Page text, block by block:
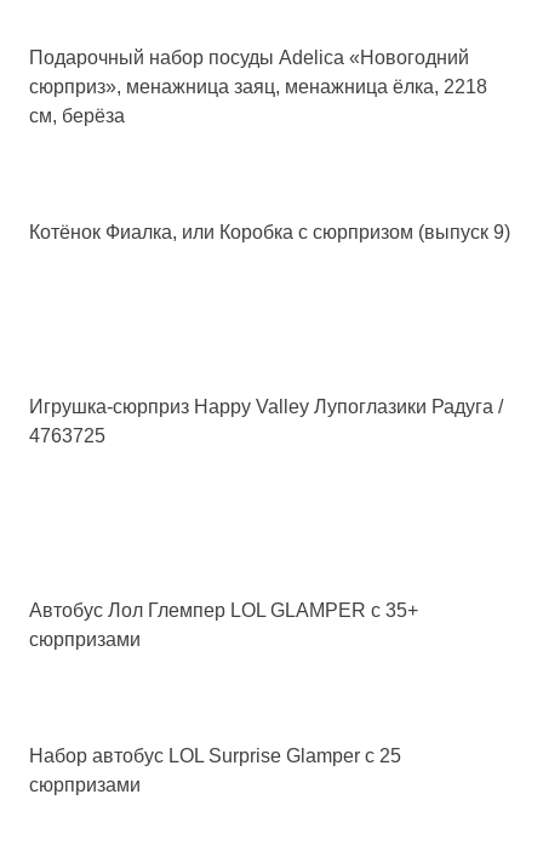
Подарочный набор посуды Adelica «Новогодний
сюрприз», менажница заяц, менажница ёлка, 2218
см, берёза
Котёнок Фиалка, или Коробка с сюрпризом (выпуск 9)
Игрушка-сюрприз Happy Valley Лупоглазики Радуга /
4763725
Автобус Лол Глемпер LOL GLAMPER c 35+
сюрпризами
Набор автобус LOL Surprise Glamper c 25
сюрпризами